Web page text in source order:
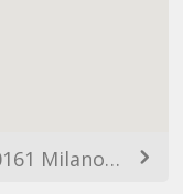
Via Senigallia 18/2 Torre A, 20161 Milano MI, Italy